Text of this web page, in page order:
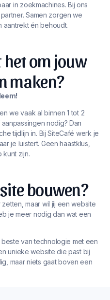
in zoekmachines. Bij ons
Samen zorgen we
aantrekt én behoudt.
het om jouw
maken?
we vaak al binnen 1 tot 2
nodig? Dan
tijdlijn in. Bij SiteCafé werk je
je luistert. Geen haastklus,
kunt zijn.
bouwen?
maar wil jij een website
je meer nodig dan wat een
van technologie met een
unieke website die past bij
maar niets gaat boven een